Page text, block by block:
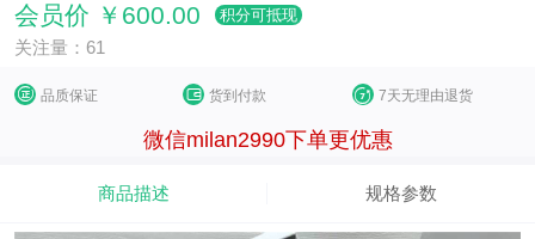
会员价 ￥600.00 积分可抵现
关注量：61
品质保证 货到付款 7天无理由退货
微信milan2990下单更优惠
商品描述 规格参数